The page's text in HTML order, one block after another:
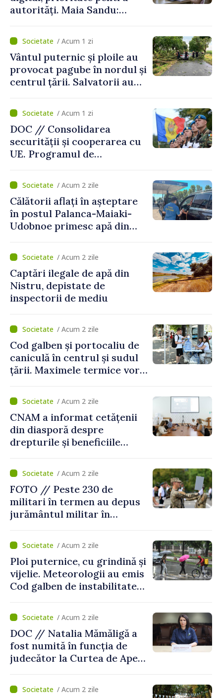
autorități. Maia Sandu:
mecanisme care să-i
protejeze”/ Acum 1 zi
Vântul puternic și ploile au
provocat pagube în nordul și
centrul țării. Salvatorii au
/ Acum 1 zi
DOC // Consolidarea
securității și cooperarea cu
UE. Programul de
Naționale de Apărare pentru
perioada 2024–2034,
publicat în Monitorul Oficial
/ Acum 2 zile
Călătorii aflați în așteptare
în postul Palanca-Maiaki-
Udobnoe primesc apă din
și a polițiștilor de frontieră
/ Acum 2 zile
Captări ilegale de apă din
Nistru, depistate de
inspectorii de mediu
/ Acum 2 zile
Cod galben și portocaliu de
caniculă în centrul și sudul
țării. Maximele termice vor
/ Acum 2 zile
CNAM a informat cetățenii
din diasporă despre
drepturile și beneficiile
/ Acum 2 zile
FOTO // Peste 230 de
militari în termen au depus
jurământul militar în
/ Acum 2 zile
Ploi puternice, cu grindină și
vijelie. Meteorologii au emis
Cod galben de instabilitate
/ Acum 2 zile
DOC // Natalia Mămăligă a
fost numită în funcția de
judecător la Curtea de Apel
/ Acum 2 zile